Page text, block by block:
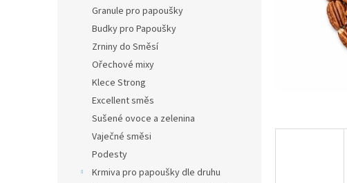
Granule pro papoušky
Budky pro Papoušky
Zrniny do Směsí
Ořechové mixy
Klece Strong
Excellent směs
Sušené ovoce a zelenina
Vaječné směsi
Podesty
Krmiva pro papoušky dle druhu